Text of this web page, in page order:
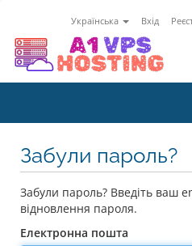
Українська Вхід
Забули пароль?
Забули пароль? Введіть ваш
відновлення пароля.
Електронна пошта